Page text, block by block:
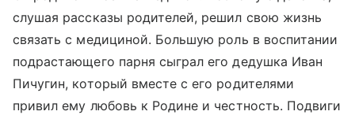
слушая рассказы родителей, решил свою жизнь
связать с медициной. Большую роль в воспитании
подрастающего парня сыграл его дедушка Иван
Пичугин, который вместе с его родителями
привил ему любовь к Родине и честность. Подвиги